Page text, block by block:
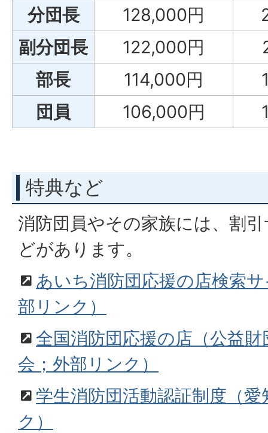
分団長
128,000円
副分団長
122,000円
部長
114,000円
団員
106,000円
特典など
消防団員やその家族には、割
どがあります。
あいち消防団応援の店検索
部リンク）
全国消防団応援の店（公益
会；外部リンク）
学生消防団活動認証制度（
ク）